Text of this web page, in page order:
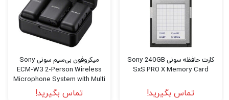
کارت حافظه سونی Sony 240GB
SxS PRO X Memory Card
تماس بگیرید!
میکروفون بی‌سیم سونی Sony
ECM-W3 2-Person Wireless
Microphone System with Multi
Interface Shoe
تماس بگیرید!